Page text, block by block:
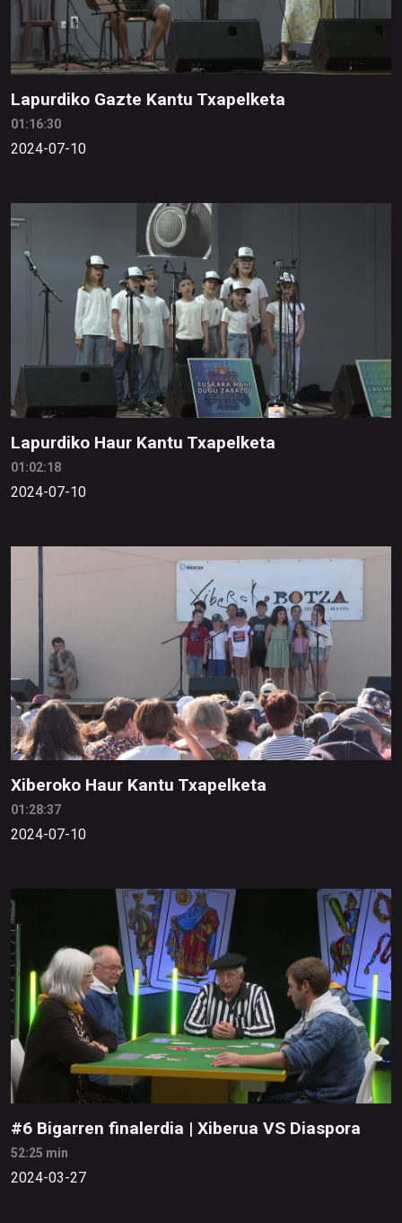
Lapurdiko Gazte Kantu Txapelketa
01:16:30
2024-07-10
Lapurdiko Haur Kantu Txapelketa
01:02:18
2024-07-10
Xiberoko Haur Kantu Txapelketa
01:28:37
2024-07-10
#6 Bigarren finalerdia | Xiberua VS Diaspora
52:25 min
2024-03-27